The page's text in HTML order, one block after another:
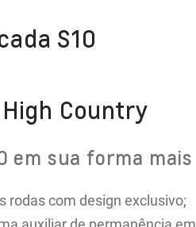
S10
High Country
em sua forma
rodas com design exclusivo;